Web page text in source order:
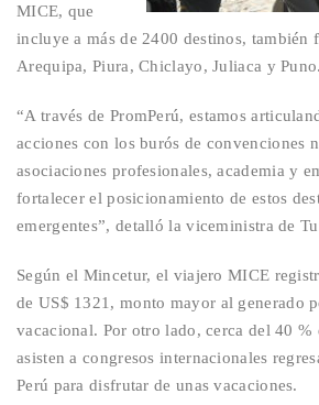
MICE, que
incluye a más de 2400 destinos, también
Arequipa, Piura, Chiclayo, Juliaca y Puno.
“A través de PromPerú, estamos
acciones con los burós de convenciones
asociaciones profesionales, academia y
fortalecer el posicionamiento de estos
emergentes”, detalló la viceministra de
Según el Mincetur, el viajero MICE
de US$ 1321, monto mayor al generado
vacacional. Por otro lado, cerca del 40 %
asisten a congresos internacionales
Perú para disfrutar de unas vacaciones.